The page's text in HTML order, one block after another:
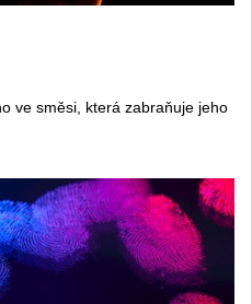
ve směsi, která zabraňuje jeho